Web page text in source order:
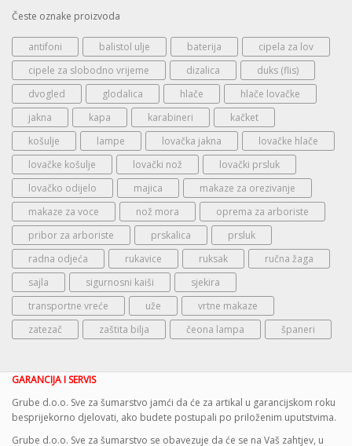
Česte oznake proizvoda
antifoni balistol ulje baterija
cipela za lov
cipele za slobodno vrijeme
dizalica
duks (flis)
dvogled
glodalica hlače
hlače lovačke
jakna
kapa karabineri
kačket
košulje
lampe lovačka jakna
lovačke hlače
lovačke košulje
lovački nož
lovački prsluk
lovačko odijelo
majica
makaze za orezivanje
makaze za voce
nož mora
oprema za arboriste
pribor za arboriste
prskalica
prsluk
radna odjeća
rukavice ruksak
ručna žaga
sajla
sigurnosni kaiši
sjekira
transportne vreće
uže
vrtne makaze
zatezač
zaštita bilja čeona lampa španeri
GARANCIJA I SERVIS
Grube d.o.o. Sve za šumarstvo jamći da će za artikal u garancijskom roku
besprijekorno djelovati, ako budete postupali po priloženim uputstvima.
Grube d.o.o. Sve za šumarstvo se obavezuje da će se na Vaš zahtjev, u